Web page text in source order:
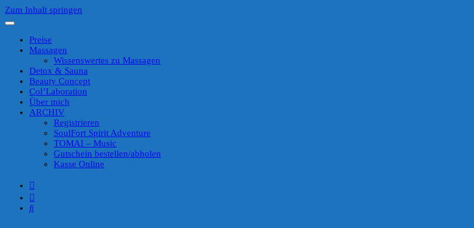
Zum Inhalt springen
Preise
Massagen
Wissenswertes zu Massagen
Detox & Sauna
Beauty Concept
Col’Laboration
Über mich
ARCHIV
Registrieren
SoulFort Spirit Adventure
TOMAI – Music
Gutschein bestellen/abholen
Kasse Online